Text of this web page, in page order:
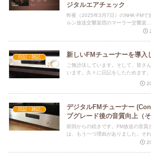
ジタルエアチェック
昨夜（2025年3月7日）のNHK-FMで
ルン放送交響楽団のマーラー交響楽...
日記・雑記 新しいFMチューナーを導入
ご無沙汰しています。そして、皆さ
います。久々に日記をしたためます。
日記・雑記
デジタルFMチューナー
プグレード後の音質向上（そ
前回からの続きです。FM放送の音質
は、もう一つ理由がありました。それ